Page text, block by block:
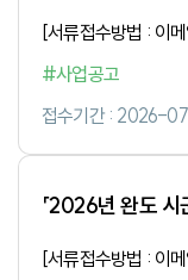
재공고(~8. 4.)
[서류접수방법 : 이
#사업공고
접수기간 : 2026-
「2026년 완도 시
평가위원 후보
[서류접수방법 : 이